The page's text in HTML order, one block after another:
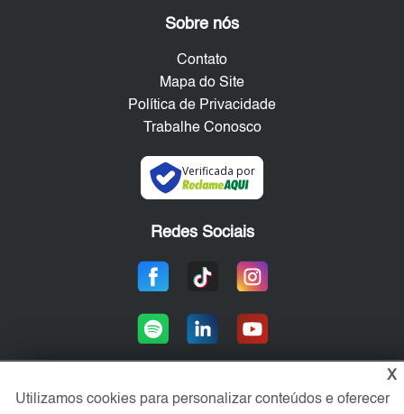
Sobre nós
Contato
Mapa do Site
Política de Privacidade
Trabalhe Conosco
Verificada por
Redes Sociais
X
Utilizamos cookies para personalizar conteúdos e oferecer